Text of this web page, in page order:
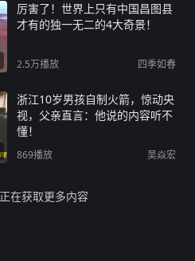
厉害了！世界上只有中国昌图县
才有的独一无二的4大奇景！
2.5万播放 四季如春
浙江10岁男孩自制火箭，惊动央
视，父亲直言：他说的内容听不
懂！
869播放 吴焱宏
正在获取更多内容